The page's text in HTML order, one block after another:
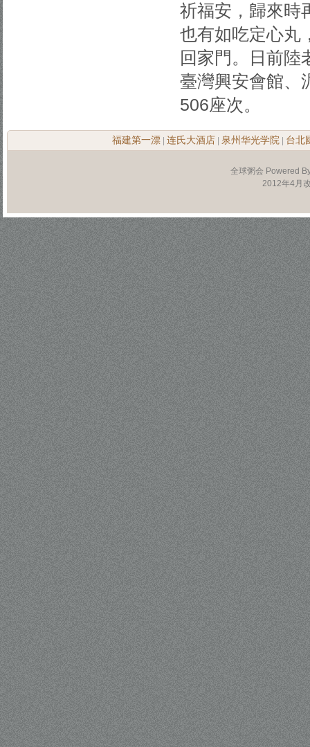
祈福安，歸來時
也有如吃定心丸
回家門。日前陸
臺灣興安會館、
506座次。
福建第一漂 连氏大酒店 泉州华光学院 台北
全球粥会 Powered
2012年4月